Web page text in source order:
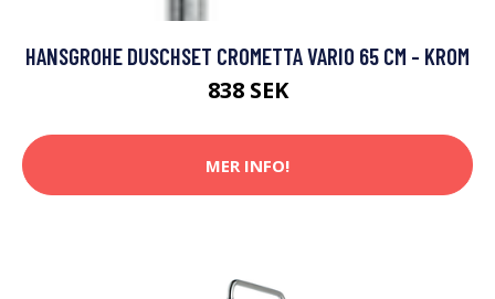
HANSGROHE DUSCHSET CROMETTA VARIO 65 CM - KROM
838 SEK
MER INFO!